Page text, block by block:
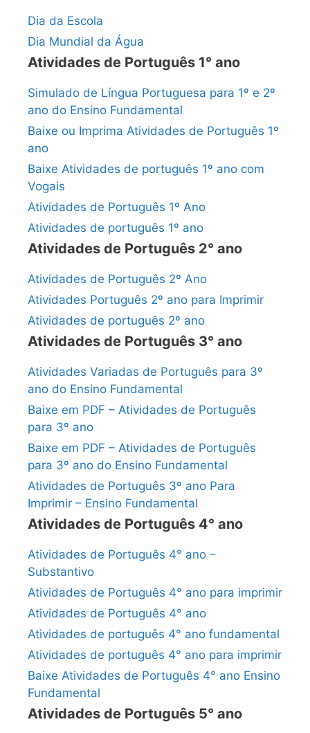
Dia da Escola
Dia Mundial da Água
Atividades de Português 1° ano
Simulado de Língua Portuguesa para 1º e 2º
ano do Ensino Fundamental
Baixe ou Imprima Atividades de Português 1º
ano
Baixe Atividades de português 1º ano com
Vogais
Atividades de Português 1º Ano
Atividades de português 1º ano
Atividades de Português 2° ano
Atividades de Português 2º Ano
Atividades Português 2º ano para Imprimir
Atividades de português 2º ano
Atividades de Português 3° ano
Atividades Variadas de Português para 3º
ano do Ensino Fundamental
Baixe em PDF – Atividades de Português
para 3º ano
Baixe em PDF – Atividades de Português
para 3º ano do Ensino Fundamental
Atividades de Português 3º ano Para
Imprimir – Ensino Fundamental
Atividades de Português 4° ano
Atividades de Português 4° ano –
Substantivo
Atividades de Português 4° ano para imprimir
Atividades de Português 4° ano
Atividades de português 4° ano fundamental
Atividades de português 4° ano para imprimir
Baixe Atividades de Português 4° ano Ensino
Fundamental
Atividades de Português 5° ano